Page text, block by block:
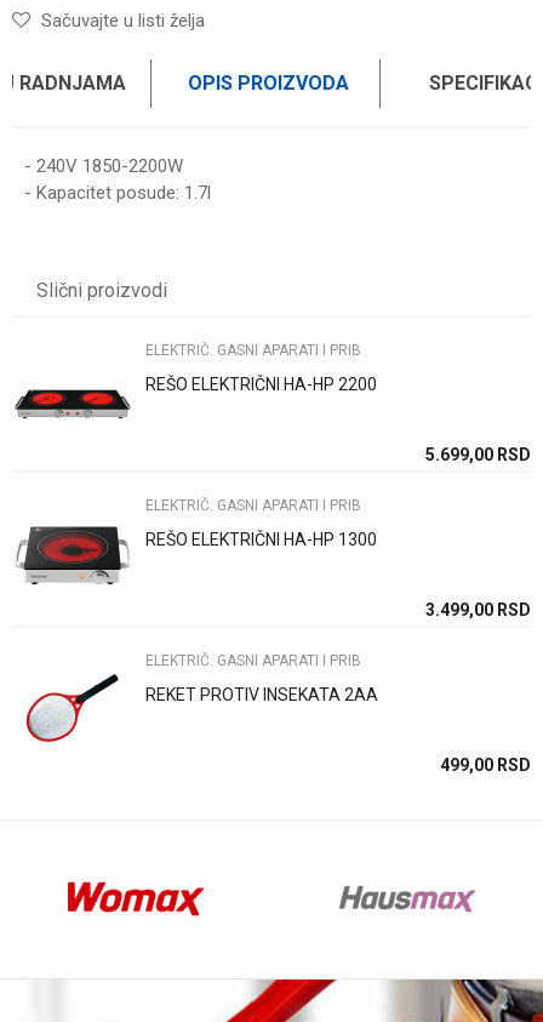
Sačuvajte u listi želja
RADNJAMA OPIS PROIZVODA
- 240V 1850-2200W
- Kapacitet posude: 1.7l
Težina specifikacija
HAUSMAX
Poruka
Anti-spam zaštita - izračunajte koliko je 4 + 1 :
POŠALJI
Slični proizvodi
ELEKTRIČ. GASNI APARATI I PRIB
REŠO ELEKTRIČNI HA-HP 2200
5.699,00 RSD
ELEKTRIČ. GASNI APARATI I PRIB
REŠO ELEKTRIČNI HA-HP 1300
3.499,00 RSD
ELEKTRIČ. GASNI APARATI I PRIB
REKET PROTIV INSEKATA 2AA
499,00 RSD